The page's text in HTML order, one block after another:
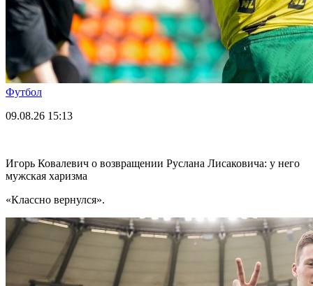
Футбол
09.08.26 15:13
Игорь Ковалевич о возвращении Руслана Лисаковича: у него
мужская харизма
«Классно вернулся».